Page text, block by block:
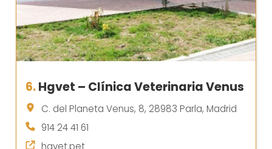
6.Hgvet – Clínica Veterinaria Venus
C. del Planeta Venus, 8, 28983 Parla, Madrid
914 24 41 61
hgvet.pet